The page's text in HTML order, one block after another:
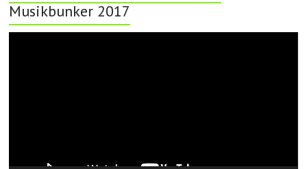
Musikbunker 2017